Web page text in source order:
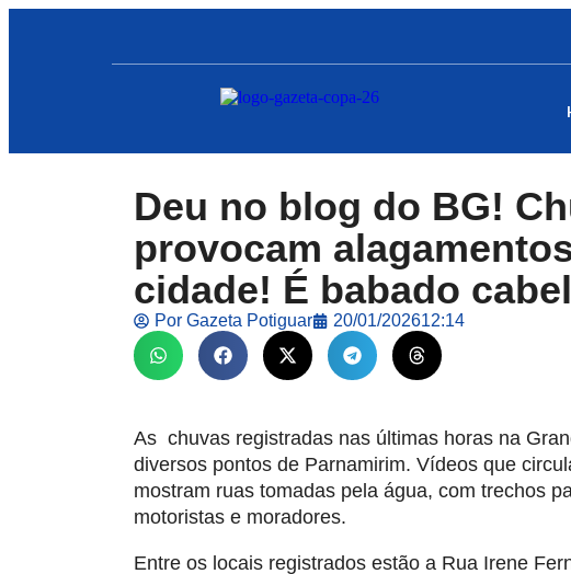
Deu no blog do BG!
provocam
cidade! É babado
Por Gazeta Potiguar 20/01/202612:14
As chuvas registradas nas últimas horas na
diversos pontos de Parnamirim. Vídeos que
mostram ruas tomadas pela água, com trechos
motoristas e moradores.
Entre os locais registrados estão a Rua Irene